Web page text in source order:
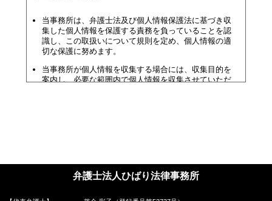
当事務所は、弁護士法及び個人情報保護法に基づき収
集した個人情報を保護する責務を負っていることを認
識し、この取扱いについて規則を定め、個人情報の適
切な保護に努めます。
当事務所が個人情報を収集する場合には、収集目的を
案内し、必要な範囲内で個人情報を収集させていただ
す。
弁護士法人ひばり法律事務所